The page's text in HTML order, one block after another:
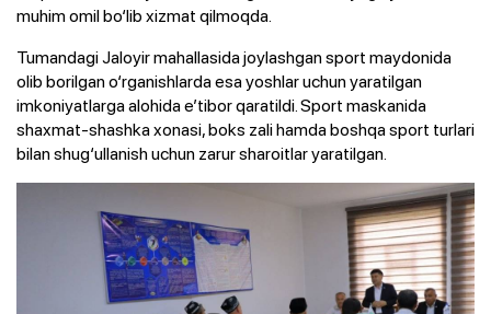
muhim omil bo‘lib xizmat qilmoqda.
Tumandagi Jaloyir mahallasida joylashgan sport maydonida
olib borilgan o‘rganishlarda esa yoshlar uchun yaratilgan
imkoniyatlarga alohida e’tibor qaratildi. Sport maskanida
shaxmat-shashka xonasi, boks zali hamda boshqa sport turlari
bilan shug‘ullanish uchun zarur sharoitlar yaratilgan.